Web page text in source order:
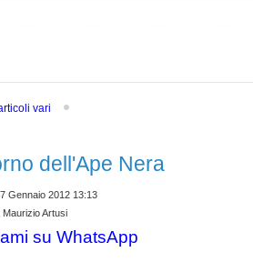
vari
dell'Ape Nera
Gennaio 2012 13:13
Maurizio Artusi
su WhatsApp